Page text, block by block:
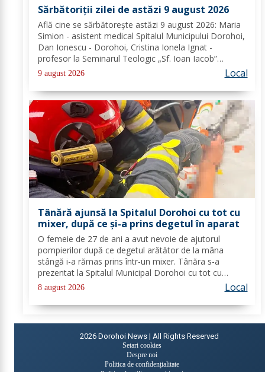
Sărbătoriții zilei de astăzi 9 august 2026
Află cine se sărbătoreşte astăzi 9 august 2026: Maria
Simion - asistent medical Spitalul Municipului Dorohoi,
Dan Ionescu - Dorohoi, Cristina Ionela Ignat -
profesor la Seminarul Teologic „Sf. Ioan Iacob”
Dorohoi, Ana-Maria Ojog - profesor- consilier
educativ Școala Gimnazială Nr. 1 Dumeni, Mihai...
9 august 2026 Local
Tânără ajunsă la Spitalul Dorohoi cu tot cu
mixer, după ce și-a prins degetul în aparat
O femeie de 27 de ani a avut nevoie de ajutorul
pompierilor după ce degetul arătător de la mâna
stângă i-a rămas prins într-un mixer. Tânăra s-a
prezentat la Spitalul Municipal Dorohoi cu tot cu
aparatul electrocasnic, iar medicii au solicitat
intervenția salvatorilor. Pompierii din cadrul...
8 august 2026 Local
2026 Dorohoi News | All Rights Reserved
Setari cookies
Despre noi
Politica de confidențialitate